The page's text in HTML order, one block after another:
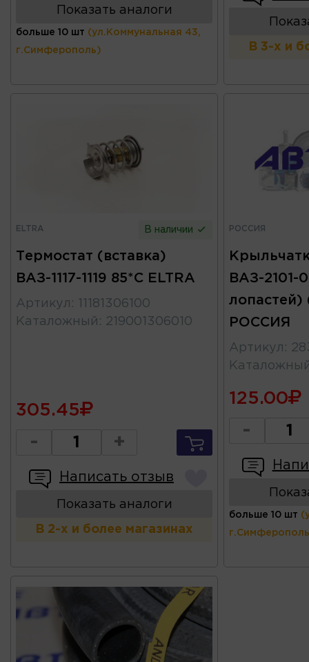
Показать аналоги
больше 10 шт (ул.Коммунальная 43,
г.Симферополь) В 3-х и
ELTRA В наличии
Термостат (вставка)
ВАЗ-1117-1119 85*С ELTRA
Артикул :
11181306100
Каталожный : 219001306010
305.45
- +
Написать отзыв
Показать аналоги
В 2-х и более магазинах
РОССИЯ
ВАЗ-2101-
РОССИЯ
Артикул :
125.00
-
больше 10 шт